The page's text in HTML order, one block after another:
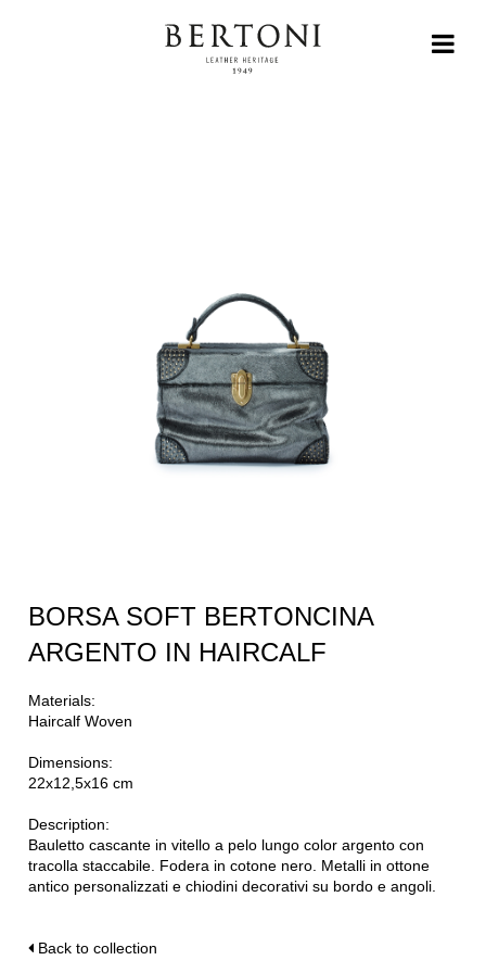
BORSA SOFT BERTONCINA
ARGENTO IN HAIRCALF
Materials:
Haircalf Woven
Dimensions:
22x12,5x16 cm
Description:
Bauletto cascante in vitello a pelo lungo color argento con
tracolla staccabile. Fodera in cotone nero. Metalli in ottone
antico personalizzati e chiodini decorativi su bordo e angoli.
Back to collection